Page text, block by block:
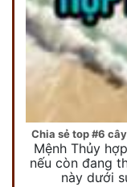
Chia sẻ top #6
Mệnh Thủy
nếu còn đang
này dưới